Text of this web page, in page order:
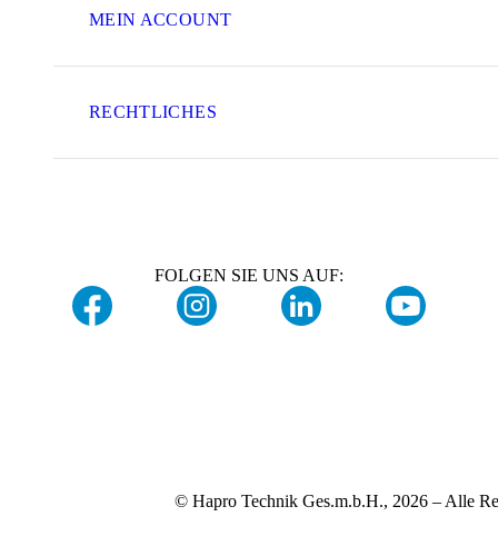
MEIN ACCOUNT
RECHTLICHES
FOLGEN SIE UNS AUF:
© Hapro Technik Ges.m.b.H., 2026 – Alle